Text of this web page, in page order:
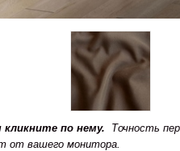
кликните по нему. Точность
от вашего монитора.